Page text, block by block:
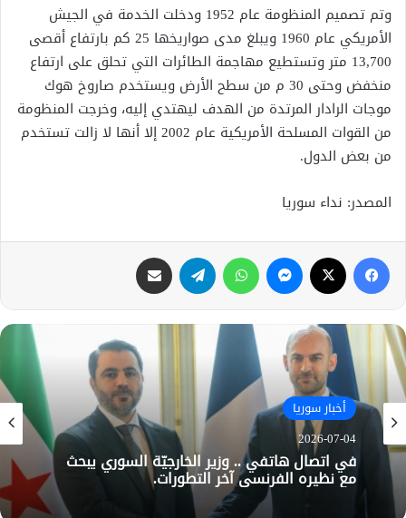
وتم تصميم المنظومة عام 1952 ودخلت الخدمة في الجيش
الأمريكي عام 1960 ويبلغ مدى صواريخها 25 كم بارتفاع أقصى
13,700 متر وتستطيع مهاجمة الطائرات التي تحلق على ارتفاع
منخفض وحتى 30 م من سطح الأرض ويستخدم صاروخ هوك
موجات الرادار المرتدة من الهدف ليهتدي إليه، وخرجت المنظومة
من القوات المسلحة الأمريكية عام 2002 إلا أنها لا زالت تستخدم
من بعض الدول.
المصدر: نداء سوريا
فيسبوك ماسنجر واتساب تيلقرام
أخبار سوريا
2026-07-04
في اتصال هاتفي .. وزير الخارجيّة السوري يبحث
مع نظيره الفرنسي آخر التطورات.